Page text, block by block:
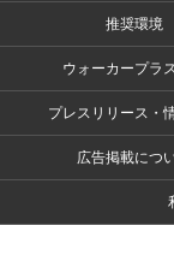
推奨環境
ウォーカープラ
プレスリリース・
広告掲載につ